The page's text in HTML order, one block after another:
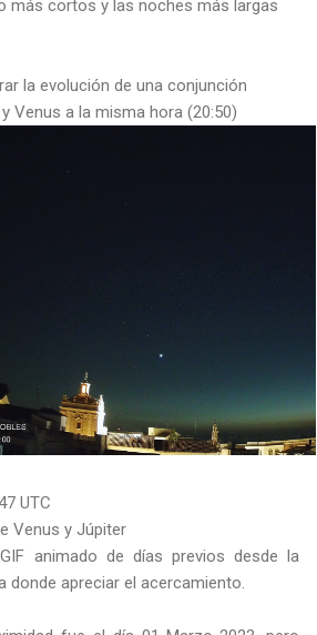
más cortos y las noches más largas
la evolución de una conjunción
Venus a la misma hora (20:50)
UTC
Venus y Júpiter
animado de días previos desde la
donde apreciar el acercamiento.